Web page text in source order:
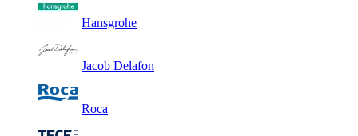
Hansgrohe
Jacob Delafon
Roca